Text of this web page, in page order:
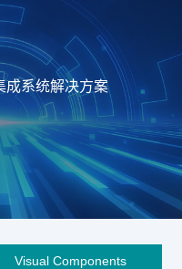
成系统解决方案
Visual Components